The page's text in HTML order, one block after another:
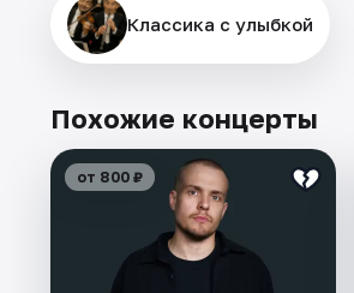
Классика с улыбкой
Похожие концерты
от 800 ₽